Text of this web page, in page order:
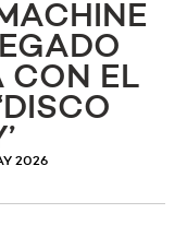
CON EL
2026